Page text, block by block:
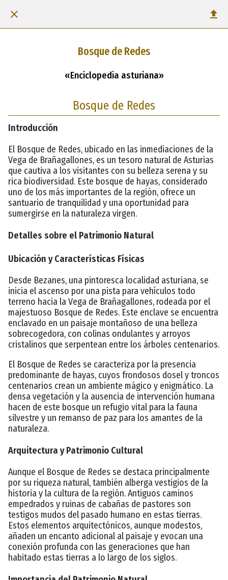
Bosque de Redes
«Enciclopedia asturiana»
Bosque de Redes
Introducción
El Bosque de Redes, ubicado en las inmediaciones de la
Vega de Brañagallones, es un tesoro natural de Asturias
que cautiva a los visitantes con su belleza serena y su
rica biodiversidad. Este bosque de hayas, considerado
uno de los más importantes de la región, ofrece un
santuario de tranquilidad y una oportunidad para
sumergirse en la naturaleza virgen.
Detalles sobre el Patrimonio Natural
Ubicación y Características Físicas
Desde Bezanes, una pintoresca localidad asturiana, se
inicia el ascenso por una pista para vehículos todo
terreno hacia la Vega de Brañagallones, rodeada por el
majestuoso Bosque de Redes. Este enclave se encuentra
enclavado en un paisaje montañoso de una belleza
sobrecogedora, con colinas ondulantes y arroyos
cristalinos que serpentean entre los árboles centenarios.
El Bosque de Redes se caracteriza por la presencia
predominante de hayas, cuyos frondosos dosel y troncos
centenarios crean un ambiente mágico y enigmático. La
densa vegetación y la ausencia de intervención humana
hacen de este bosque un refugio vital para la fauna
silvestre y un remanso de paz para los amantes de la
naturaleza.
Arquitectura y Patrimonio Cultural
Aunque el Bosque de Redes se destaca principalmente
por su riqueza natural, también alberga vestigios de la
historia y la cultura de la región. Antiguos caminos
empedrados y ruinas de cabañas de pastores son
testigos mudos del pasado humano en estas tierras.
Estos elementos arquitectónicos, aunque modestos,
añaden un encanto adicional al paisaje y evocan una
conexión profunda con las generaciones que han
habitado estas tierras a lo largo de los siglos.